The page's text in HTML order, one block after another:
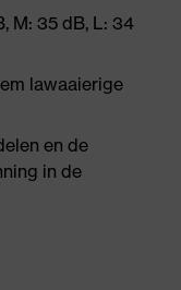
M: 35 dB, L: 34
lawaaierige
en de
in de